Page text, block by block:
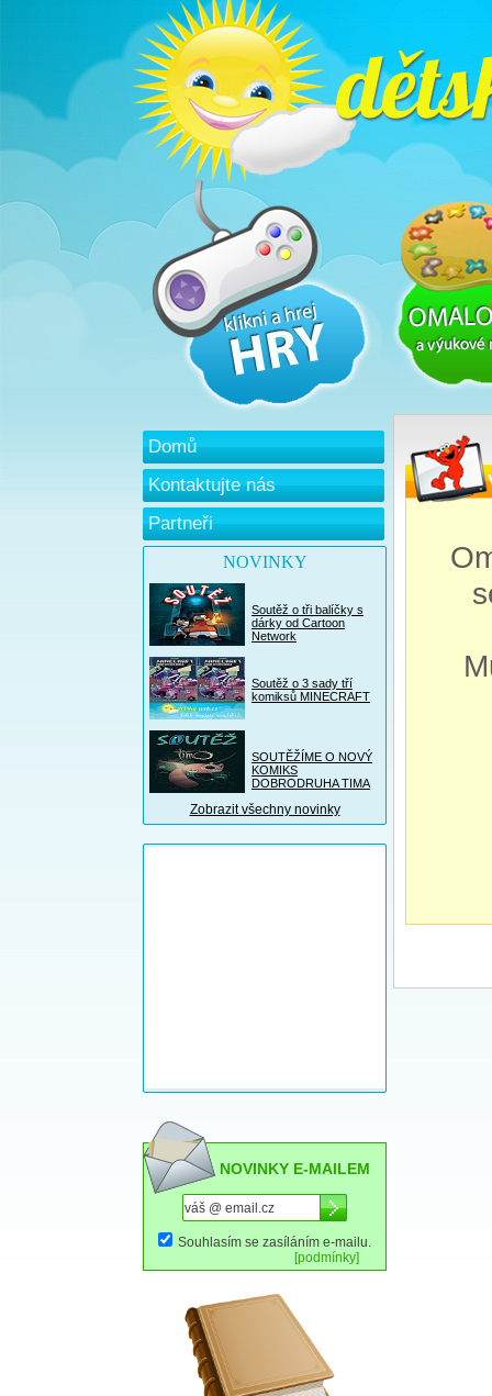
Domů
Kontaktujte nás
Partneři
NOVINKY
Soutěž o tři balíčky s
dárky od Cartoon
Network
Soutěž o 3 sady tří
komiksů MINECRAFT
SOUTĚŽÍME O NOVÝ
KOMIKS
DOBRODRUHA TIMA
Zobrazit všechny novinky
NOVINKY E-MAILEM
Souhlasím se zasíláním e-mailu.
[podmínky]